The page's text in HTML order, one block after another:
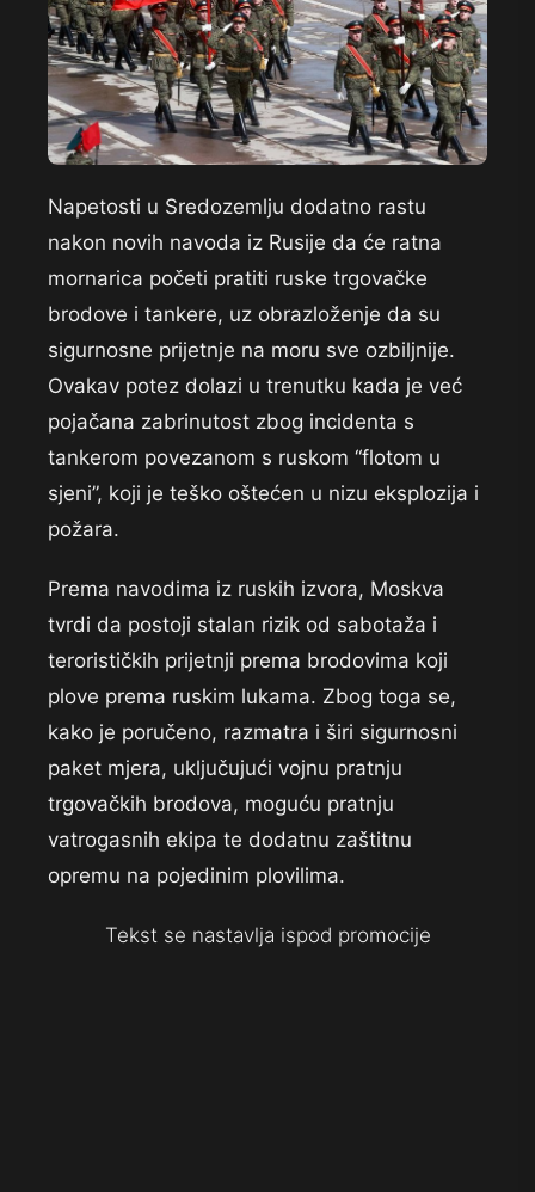
Napetosti u Sredozemlju dodatno rastu
nakon novih navoda iz Rusije da će ratna
mornarica početi pratiti ruske trgovačke
brodove i tankere, uz obrazloženje da su
sigurnosne prijetnje na moru sve ozbiljnije.
Ovakav potez dolazi u trenutku kada je već
pojačana zabrinutost zbog incidenta s
tankerom povezanom s ruskom “flotom u
sjeni”, koji je teško oštećen u nizu eksplozija i
požara.
Prema navodima iz ruskih izvora, Moskva
tvrdi da postoji stalan rizik od sabotaža i
terorističkih prijetnji prema brodovima koji
plove prema ruskim lukama. Zbog toga se,
kako je poručeno, razmatra i širi sigurnosni
paket mjera, uključujući vojnu pratnju
trgovačkih brodova, moguću pratnju
vatrogasnih ekipa te dodatnu zaštitnu
opremu na pojedinim plovilima.
Tekst se nastavlja ispod promocije